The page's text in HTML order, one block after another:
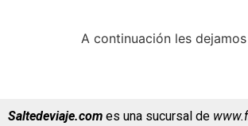
A continuación les
Saltedeviaje.com es una sucursal de